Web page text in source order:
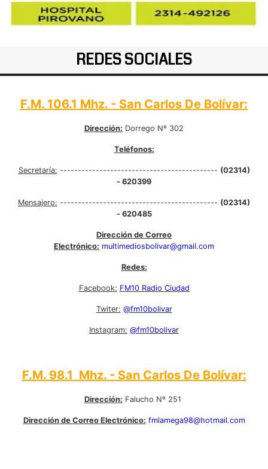
REDES SOCIALES
F.M. 106.1 Mhz. - San Carlos De Bolívar:
Dirección: Dorrego Nº 302
Teléfonos:
Secretaría: -------------------------------------------- (02314)
- 620399
Mensajero: -------------------------------------------- (02314)
- 620485
Dirección de Correo
Electrónico: multimediosbolivar@gmail.com
Redes:
Facebook: FM10 Radio Ciudad
Twiter: @fm10bolivar
Instagram: @fm10bolivar
F.M. 98.1 Mhz. - San Carlos De Bolívar:
Dirección: Falucho Nº 251
Dirección de Correo Electrónico: fmlamega98@hotmail.com